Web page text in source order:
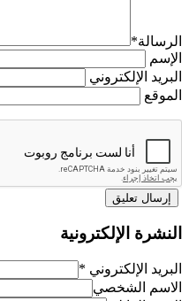
الرسالة*
الإسم
البريد الإلكتروني
الموقع
النشرة الإلكترونية
البريد الإلكتروني *
الاسم الشخصي